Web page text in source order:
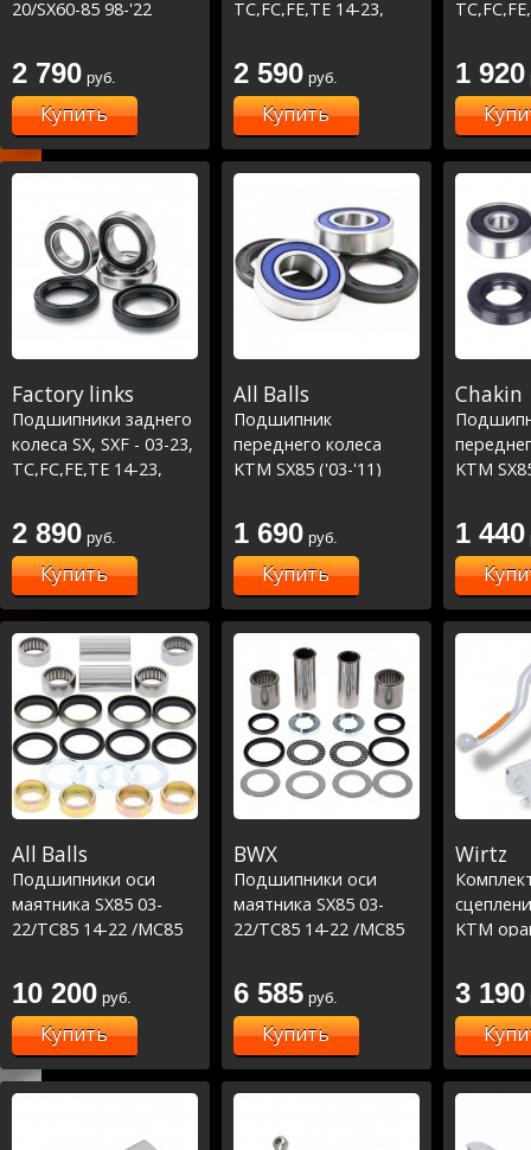
20/SX60-85 98-'22
2 790 руб.
Купить
TC,FC,FE,TE 14-23,
2 590 руб.
Купить
1 920
Factory links
Подшипники заднего
колеса SX, SXF - 03-23,
TC,FC,FE,TE 14-23,
(25-1273)
2 890 руб.
Купить
All Balls
Подшипник
переднего колеса
KTM SX85 ('03-'11)
1 690 руб.
Купить
Chakin
KTM
1 440
All Balls
Подшипники оси
маятника SX85 03-
22/TC85 14-22 /MC85
10 200 руб.
Купить
BWX
Подшипники оси
маятника SX85 03-
22/TC85 14-22 /MC85
6 585 руб.
Купить
Wirtz
KTM
3 190